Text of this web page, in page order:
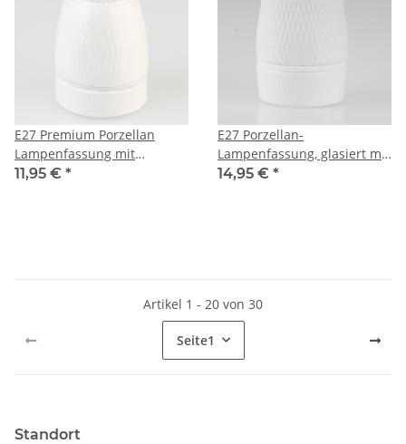
E27 Premium Porzellan
Lampenfassung mit
Kunststoff-Zugentlaster mit
11,95 € *
E27 Porzellan-
Lampenfassung, glasiert mit
M13x1 Innengewinde –
14,95 € *
Artikel 1 - 20 von 30
Seite1
Standort